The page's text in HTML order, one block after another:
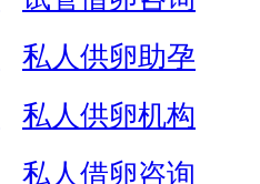
私人供卵助孕
私人供卵机构
私人借卵咨询